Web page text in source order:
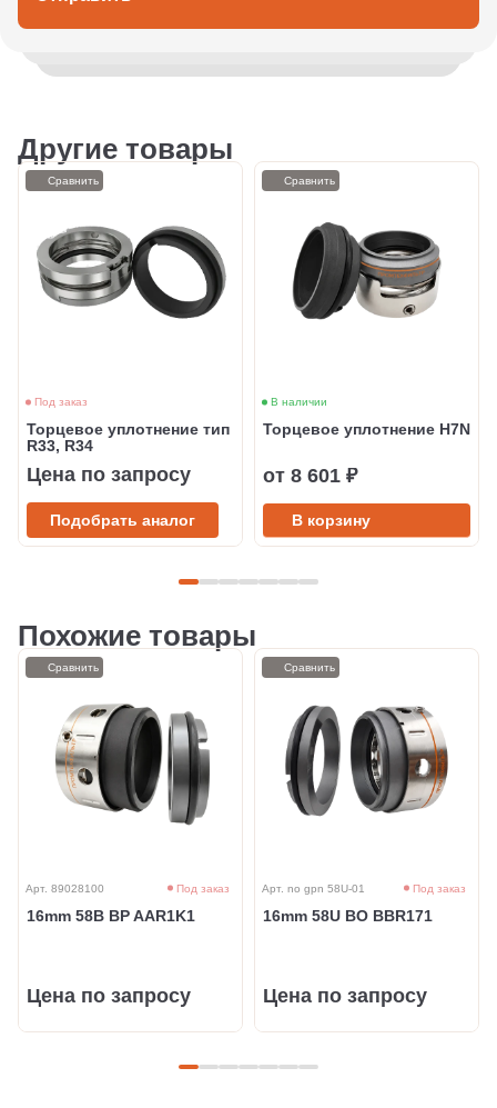
Другие товары
Под заказ
Торцевое уплотнение тип
R33, R34
Цена по запросу
Подобрать аналог
Сравнить
В наличии
Торцевое уплотнение H7N
от 8 601 ₽
В корзину
Сравнить
Похожие товары
Арт. 89028100 Под заказ
16mm 58B BP AAR1K1
Цена по запросу
Сравнить
Арт. no gpn 58U-01 Под заказ
16mm 58U BO BBR171
Цена по запросу
Сравнить